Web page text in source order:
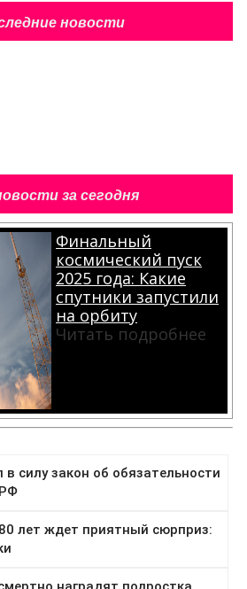
новости
за сегодня
Финальный
космический пуск
2025 года: Какие
спутники запустили
на орбиту
Читать подробнее